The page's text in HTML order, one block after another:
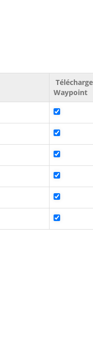
Waypoint